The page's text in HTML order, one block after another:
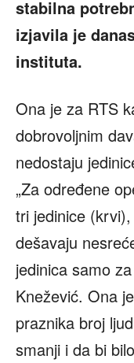
stabilna
izjavila je
instituta.
Ona je za RTS
dobrovoljnim
nedostaju
„Za određene
tri jedinice
dešavaju
jedinica samo
Knežević. Ona
praznika broj
smanji i da bi